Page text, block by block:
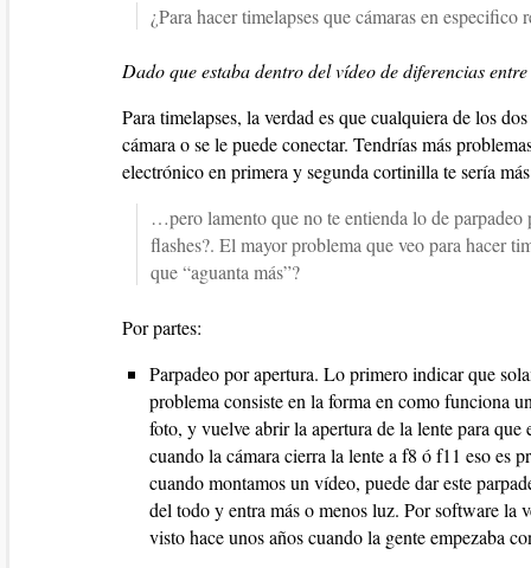
¿Para hacer timelapses que cámaras en especifico
Dado que estaba dentro del vídeo de diferencias
Para timelapses, la verdad es que cualquiera de los
cámara o se le puede conectar. Tendrías más
electrónico en primera y segunda cortinilla te sería
…pero lamento que no te entienda lo de
flashes?. El mayor problema que veo para hacer
que “aguanta más”?
Por partes:
Parpadeo por apertura. Lo primero indicar que
problema consiste en la forma en como funciona
foto, y vuelve abrir la apertura de la lente para
cuando la cámara cierra la lente a f8 ó f11 eso es
cuando montamos un vídeo, puede dar este
del todo y entra más o menos luz. Por software la
visto hace unos años cuando la gente empezaba